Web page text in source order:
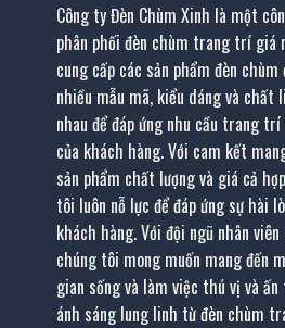
Công ty Đèn Chùm Xinh là một
phân phối đèn chùm trang trí giá
cung cấp các sản phẩm đèn chùm
nhiều mẫu mã, kiểu dáng và chất
nhau để đáp ứng nhu cầu trang
của khách hàng. Với cam kết
sản phẩm chất lượng và giá cả
tôi luôn nỗ lực để đáp ứng sự hài
khách hàng. Với đội ngũ nhân
chúng tôi mong muốn mang đến
gian sống và làm việc thú vị và ấn
ánh sáng lung linh từ đèn chùm